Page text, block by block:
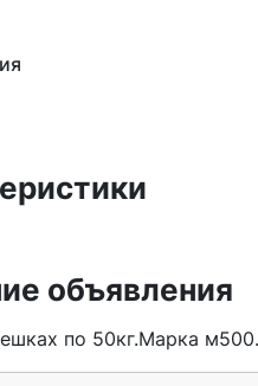
объявления
по 50кг.Марка